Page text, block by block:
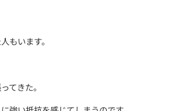
に慣れていない
人に頼れない人ほど“助ける側”にな
を読んだり、無理して合わせたり。